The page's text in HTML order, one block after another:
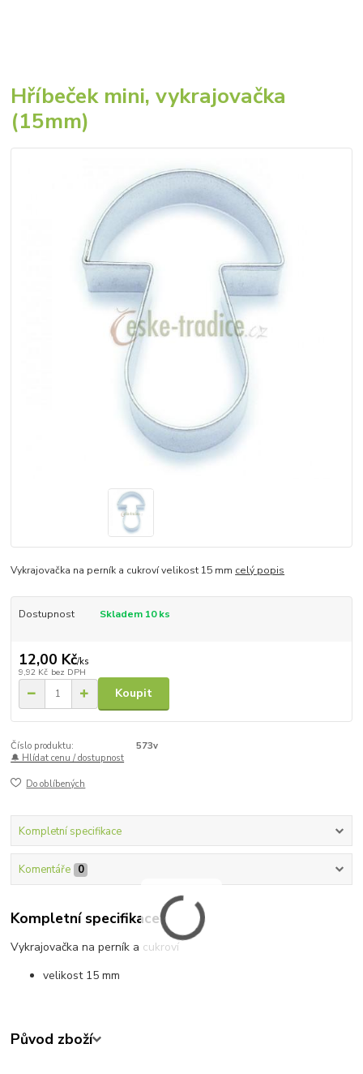
Hříbeček mini, vykrajovačka
(15mm)
Vykrajovačka na perník a cukroví velikost 15 mm celý popis
Dostupnost Skladem 10 ks
12,00 Kč/ks
9,92 Kč bez DPH
Koupit
Číslo produktu:
573v
🔔 Hlídat cenu / dostupnost
Do oblíbených
Kompletní specifikace
Komentáře 0
Kompletní specifikace
Vykrajovačka na perník a cukroví
velikost 15 mm
Původ zboží